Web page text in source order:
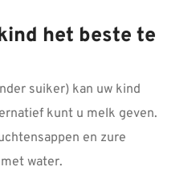
het beste te
suiker) kan uw kind
kunt u melk geven.
en zure
water.